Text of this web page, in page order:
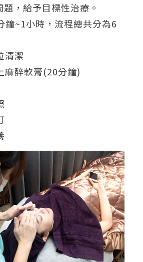
，給予目標性治療。
鐘~1小時，流程總共分為6
清潔
麻醉軟膏(20分鐘)